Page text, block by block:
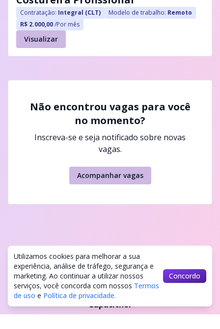
Contratação: Integral (CLT) Modelo de trabalho: Remoto
R$ 2.000,00/Por mês
Visualizar
Não encontrou vagas para você
no momento?
Inscreva-se e seja notificado sobre novas
vagas.
Acompanhar vagas
Capacithor
Utilizamos cookies para melhorar a sua
experiência, análise de tráfego, segurança e
marketing. Ao continuar a utilizar nossos
serviços, você concorda com nossos Termos
de uso e Política de privacidade.
Concordo